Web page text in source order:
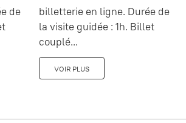
de
billetterie en ligne. Durée de
la visite guidée : 1h. Billet
couplé...
VOIR PLUS